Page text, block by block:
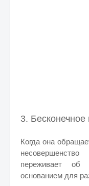
3. Бесконечное
Когда она
переживает
основанием для